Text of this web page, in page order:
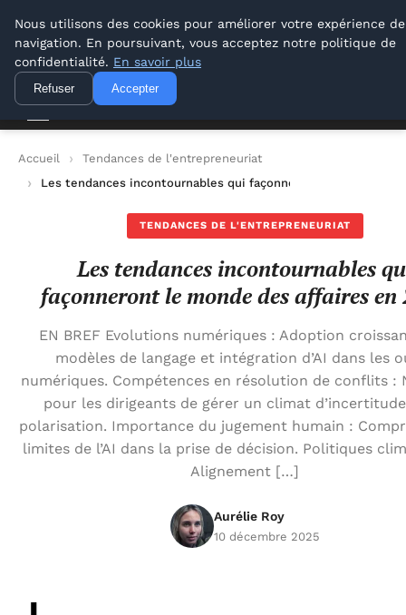
Lyon Photos
Lyon Photos
Accueil
Tendances de l'entrepreneuriat
Les tendances incontournables qui façonneront le monde
TENDANCES DE L'ENTREPRENEURIAT
Les tendances incontournables
façonneront le monde des affaires en
EN BREF Evolutions numériques : Adoption
modèles de langage et intégration d’AI dans les
numériques. Compétences en résolution de conflits :
pour les dirigeants de gérer un climat
polarisation. Importance du jugement humain :
limites de l’AI dans la prise de décision. Politiques
Alignement […]
Aurélie Roy
10 décembre 2025
Nous utilisons des cookies pour améliorer votre expérience de
navigation. En poursuivant, vous acceptez notre politique de
confidentialité. En savoir plus
Refuser Accepter